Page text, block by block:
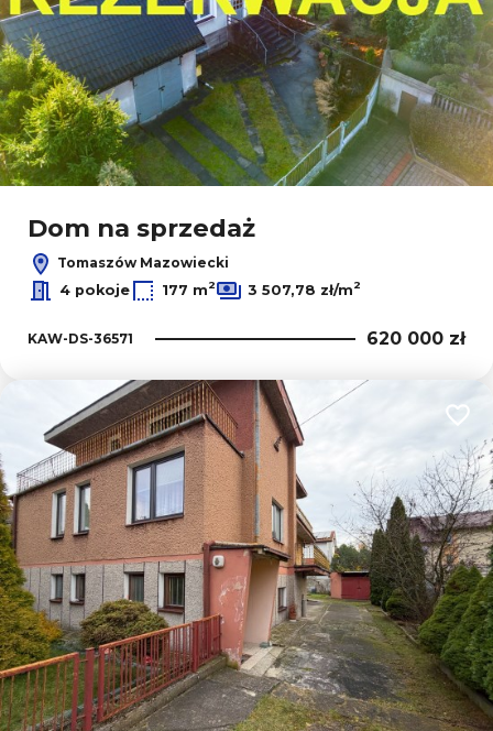
Dom na sprzedaż
Tomaszów Mazowiecki
4 pokoje
177 m2 3 507,78 zł/m2
KAW-DS-36571 620 000 zł